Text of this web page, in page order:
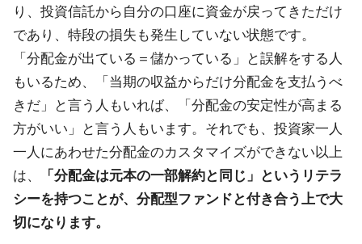
り、投資信託から自分の口座に資金が戻ってきただけ
であり、特段の損失も発生していない状態です。
「分配金が出ている＝儲かっている」と誤解をする人
もいるため、「当期の収益からだけ分配金を支払うべ
きだ」と言う人もいれば、「分配金の安定性が高まる
方がいい」と言う人もいます。それでも、投資家一人
一人にあわせた分配金のカスタマイズができない以上
は、
「分配金は元本の一部解約と同じ」というリテラ
シーを持つことが、分配型ファンドと付き合う上で大
切になります。